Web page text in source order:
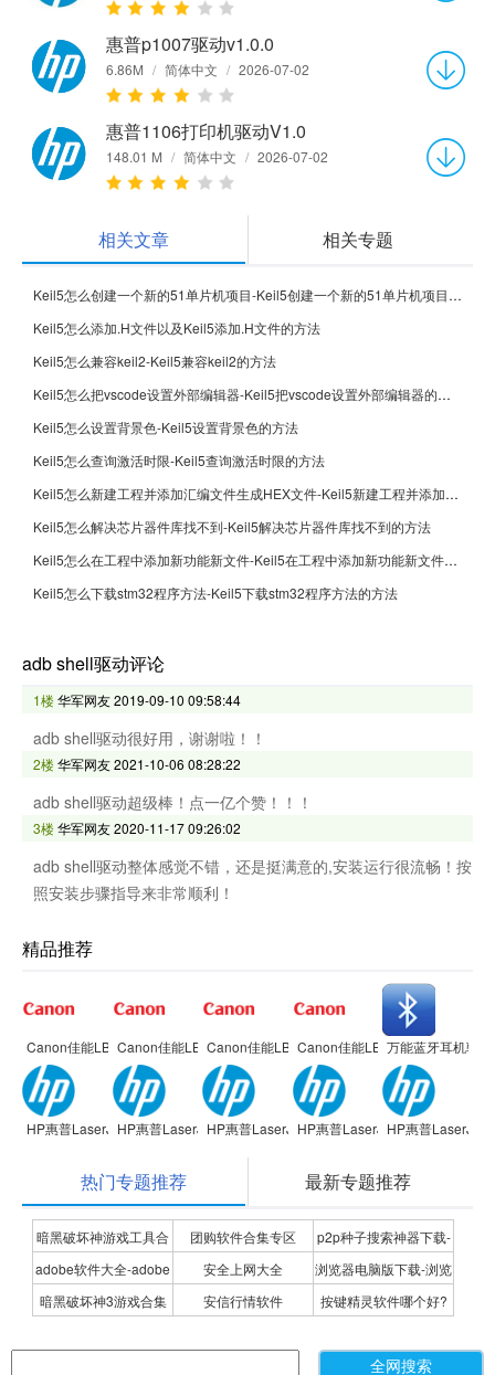
惠普p1007驱动v1.0.0
6.86M / 简体中文 / 2026-07-02
惠普1106打印机驱动V1.0
148.01 M / 简体中文 / 2026-07-02
相关文章 相关专题
Keil5怎么创建一个新的51单片机项目-Keil5创建一个新的51单片机项目的方法
Keil5怎么添加.H文件以及Keil5添加.H文件的方法
Keil5怎么兼容keil2-Keil5兼容keil2的方法
Keil5怎么把vscode设置外部编辑器-Keil5把vscode设置外部编辑器的方法
Keil5怎么设置背景色-Keil5设置背景色的方法
Keil5怎么查询激活时限-Keil5查询激活时限的方法
Keil5怎么新建工程并添加汇编文件生成HEX文件-Keil5新建工程并添加汇编文件生成HEX文件的方法
Keil5怎么解决芯片器件库找不到-Keil5解决芯片器件库找不到的方法
Keil5怎么在工程中添加新功能新文件-Keil5在工程中添加新功能新文件的方法
Keil5怎么下载stm32程序方法-Keil5下载stm32程序方法的方法
adb shell驱动评论
1楼华军网友2019-09-10 09:58:44
adb shell驱动很好用，谢谢啦！！
2楼华军网友2021-10-06 08:28:22
adb shell驱动超级棒！点一亿个赞！！！
3楼华军网友2020-11-17 09:26:02
adb shell驱动整体感觉不错，还是挺满意的,安装运行很流畅！按
照安装步骤指导来非常顺利！
精品推荐
Canon佳能LBP2900 激光打印机驱动
Canon佳能LBP2900 激光打印机驱动
Canon佳能LBP2900 激光打印机驱动
Canon佳能LBP2900 激光打印机
万能蓝牙耳机驱动
HP惠普LaserJet 1020 Plus打印机
HP惠普LaserJet 1020 Plus打印机
HP惠普LaserJet 1020 Plus打印机
HP惠普LaserJet 1020 Plus打印
HP惠普LaserJet
热门专题推荐 最新专题推荐
暗黑破坏神游戏工具合
集
团购软件合集专区
p2p种子搜索神器下载-
P2P种子搜索神器专题
adobe软件大全-adobe
全系列软件下载-adobe
安全上网大全
浏览器电脑版下载-浏览
器下载合集
暗黑破坏神3游戏合集 安信行情软件
按键精灵软件哪个好?